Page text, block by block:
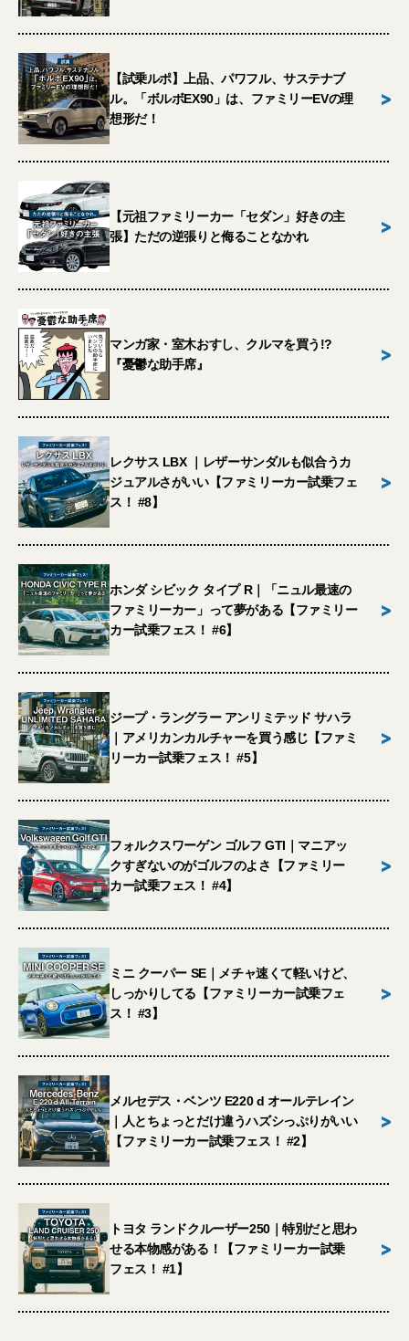
【試乗ルポ】上品、パワフル、サステナブ
ル。「ボルボEX90」は、ファミリーEVの理
想形だ！
>
【元祖ファミリーカー「セダン」好きの主
張】ただの逆張りと侮ることなかれ
>
マンガ家・室木おすし、クルマを買う!?
『憂鬱な助手席』
>
レクサス LBX ｜レザーサンダルも似合うカ
ジュアルさがいい【ファミリーカー試乗フェ
ス！ #8】
>
ホンダ シビック タイプ R｜「ニュル最速の
ファミリーカー」って夢がある【ファミリー
カー試乗フェス！ #6】
>
ジープ・ラングラー アンリミテッド サハラ
｜アメリカンカルチャーを買う感じ【ファミ
リーカー試乗フェス！ #5】
>
フォルクスワーゲン ゴルフ GTI｜マニアッ
クすぎないのがゴルフのよさ【ファミリー
カー試乗フェス！ #4】
>
ミニ クーパー SE｜メチャ速くて軽いけど、
しっかりしてる【ファミリーカー試乗フェ
ス！ #3】
>
メルセデス・ベンツ E220 d オールテレイン
｜人とちょっとだけ違うハズシっぷりがいい
【ファミリーカー試乗フェス！ #2】
>
トヨタ ランドクルーザー250｜特別だと思わ
せる本物感がある！【ファミリーカー試乗
フェス！ #1】
>